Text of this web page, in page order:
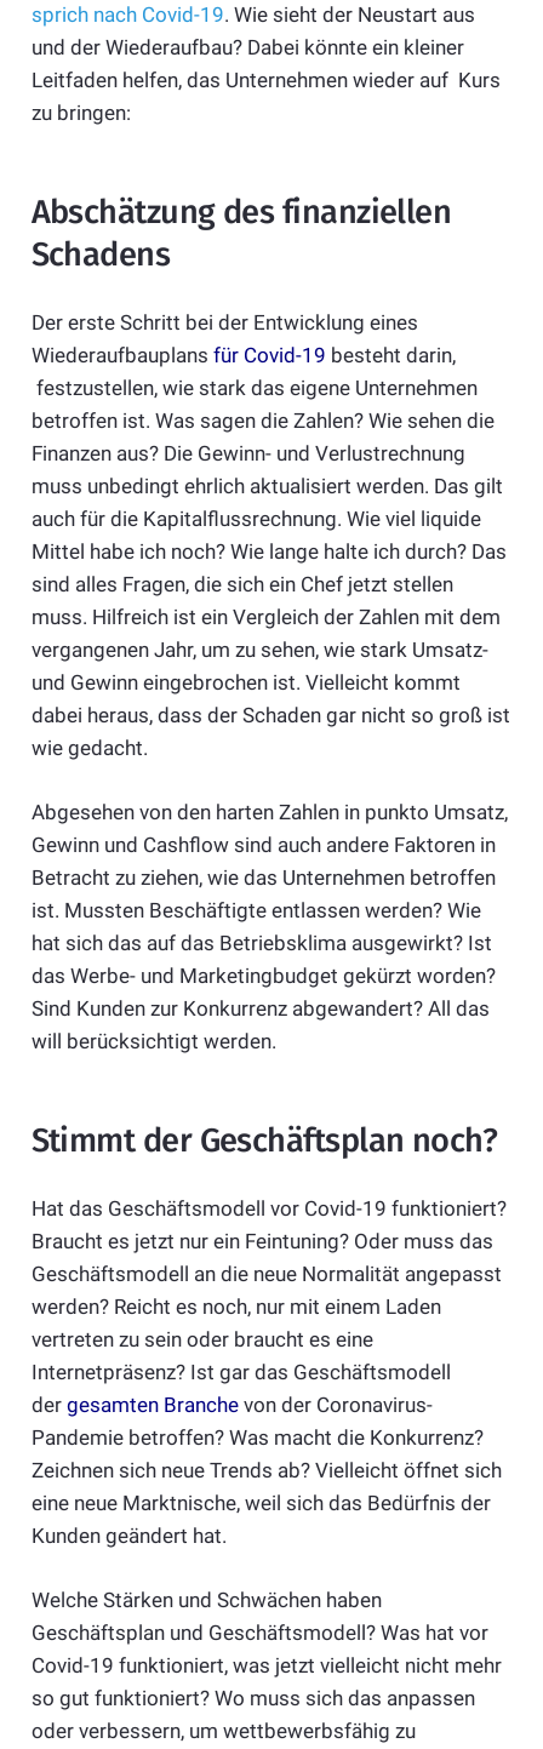
sprich nach Covid-19. Wie sieht der Neustart aus
und der Wiederaufbau? Dabei könnte ein kleiner
Leitfaden helfen, das Unternehmen wieder auf Kurs
zu bringen:
Abschätzung des finanziellen
Schadens
Der erste Schritt bei der Entwicklung eines
Wiederaufbauplans für Covid-19 besteht darin,
festzustellen, wie stark das eigene Unternehmen
betroffen ist. Was sagen die Zahlen? Wie sehen die
Finanzen aus? Die Gewinn- und Verlustrechnung
muss unbedingt ehrlich aktualisiert werden. Das gilt
auch für die Kapitalflussrechnung. Wie viel liquide
Mittel habe ich noch? Wie lange halte ich durch? Das
sind alles Fragen, die sich ein Chef jetzt stellen
muss. Hilfreich ist ein Vergleich der Zahlen mit dem
vergangenen Jahr, um zu sehen, wie stark Umsatz-
und Gewinn eingebrochen ist. Vielleicht kommt
dabei heraus, dass der Schaden gar nicht so groß ist
wie gedacht.
Abgesehen von den harten Zahlen in punkto Umsatz,
Gewinn und Cashflow sind auch andere Faktoren in
Betracht zu ziehen, wie das Unternehmen betroffen
ist. Mussten Beschäftigte entlassen werden? Wie
hat sich das auf das Betriebsklima ausgewirkt? Ist
das Werbe- und Marketingbudget gekürzt worden?
Sind Kunden zur Konkurrenz abgewandert? All das
will berücksichtigt werden.
Stimmt der Geschäftsplan noch?
Hat das Geschäftsmodell vor Covid-19 funktioniert?
Braucht es jetzt nur ein Feintuning? Oder muss das
Geschäftsmodell an die neue Normalität angepasst
werden? Reicht es noch, nur mit einem Laden
vertreten zu sein oder braucht es eine
Internetpräsenz? Ist gar das Geschäftsmodell
der gesamten Branchevon der Coronavirus-
Pandemie betroffen? Was macht die Konkurrenz?
Zeichnen sich neue Trends ab? Vielleicht öffnet sich
eine neue Marktnische, weil sich das Bedürfnis der
Kunden geändert hat.
Welche Stärken und Schwächen haben
Geschäftsplan und Geschäftsmodell? Was hat vor
Covid-19 funktioniert, was jetzt vielleicht nicht mehr
so gut funktioniert? Wo muss sich das anpassen
oder verbessern, um wettbewerbsfähig zu